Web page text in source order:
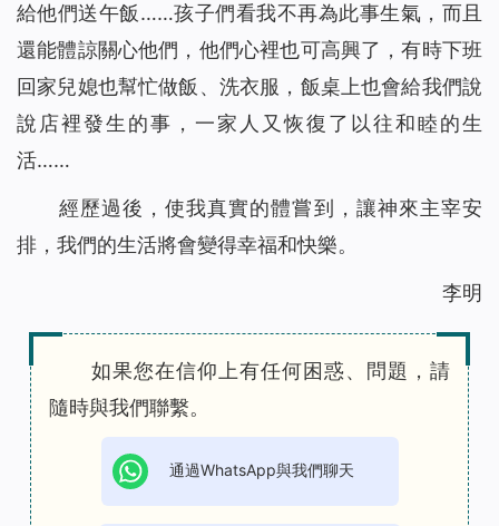
給他們送午飯……孩子們看我不再為此事生氣，而且
還能體諒關心他們，他們心裡也可高興了，有時下班
回家兒媳也幫忙做飯、洗衣服，飯桌上也會給我們說
說店裡發生的事，一家人又恢復了以往和睦的生
活……
經歷過後，使我真實的體嘗到，讓神來主宰安
排，我們的生活將會變得幸福和快樂。
李明
如果您在信仰上有任何困惑、問題，請
隨時與我們聯繫。
通過WhatsApp與我們聊天